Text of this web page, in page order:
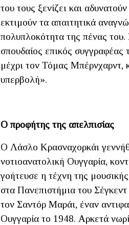
του τους ξενίζει και
εκτιμούν τα απαιτητικά
πολυπλοκότητα της πένας
σπουδαίος επικός
μέχρι τον Τόμας Μπέρνχαρντ,
υπερβολή».
Ο προφήτης της απελπισίας
Ο Λάσλο Κρασναχορκάι
νοτιοανατολική Ουγγαρία,
γοήτευσε η τέχνη της
στα Πανεπιστήμια του
τον Σαντόρ Μαράι, έναν
Ουγγαρία το 1948. Αρκετά